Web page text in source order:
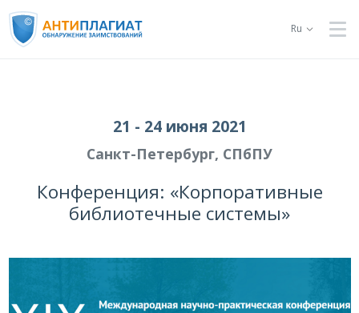
Ru
21 - 24 июня 2021
Санкт-Петербург, СПбПУ
Конференция: «Корпоративные
библиотечные системы»